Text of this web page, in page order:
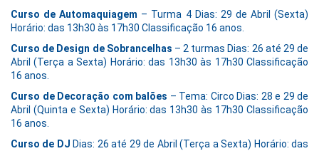
Curso de Automaquiagem – Turma 4 Dias: 29 de Abril (Sexta)
Horário: das 13h30 às 17h30 Classificação 16 anos.
Curso de Design de Sobrancelhas – 2 turmas Dias: 26 até 29 de
Abril (Terça a Sexta) Horário: das 13h30 às 17h30 Classificação
16 anos.
Curso de Decoração com balões – Tema: Circo Dias: 28 e 29 de
Abril (Quinta e Sexta) Horário: das 13h30 às 17h30 Classificação
16 anos.
Curso de DJ Dias: 26 até 29 de Abril (Terça a Sexta) Horário: das